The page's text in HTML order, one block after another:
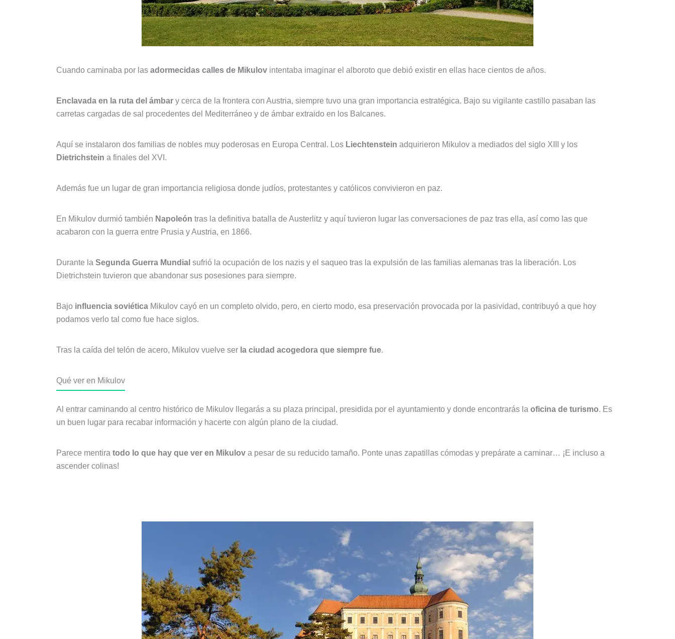
Cuando caminaba por las adormecidas calles de Mikulov intentaba imaginar el alboroto que debió existir en ellas hace cientos de años.
Enclavada en la ruta del ámbar y cerca de la frontera con Austria, siempre tuvo una gran importancia estratégica. Bajo su vigilante castillo pasaban las
carretas cargadas de sal procedentes del Mediterráneo y de ámbar extraido en los Balcanes.
Aquí se instalaron dos familias de nobles muy poderosas en Europa Central. Los Liechtenstein adquirieron Mikulov a mediados del siglo XIII y los
Dietrichstein a finales del XVI.
Además fue un lugar de gran importancia religiosa donde judíos, protestantes y católicos convivieron en paz.
En Mikulov durmió también Napoleón tras la definitiva batalla de Austerlitz y aquí tuvieron lugar las conversaciones de paz tras ella, así como las que
acabaron con la guerra entre Prusia y Austria, en 1866.
Durante la Segunda Guerra Mundial sufrió la ocupación de los nazis y el saqueo tras la expulsión de las familias alemanas tras la liberación. Los
Dietrichstein tuvieron que abandonar sus posesiones para siempre.
Bajo influencia soviética Mikulov cayó en un completo olvido, pero, en cierto modo, esa preservación provocada por la pasividad, contribuyó a que hoy
podamos verlo tal como fue hace siglos.
Tras la caída del telón de acero, Mikulov vuelve ser la ciudad acogedora que siempre fue.
Qué ver en Mikulov
Al entrar caminando al centro histórico de Mikulov llegarás a su plaza principal, presidida por el ayuntamiento y donde encontrarás la oficina de turismo. Es
un buen lugar para recabar información y hacerte con algún plano de la ciudad.
Parece mentira todo lo que hay que ver en Mikulov a pesar de su reducido tamaño. Ponte unas zapatillas cómodas y prepárate a caminar… ¡E incluso a
ascender colinas!